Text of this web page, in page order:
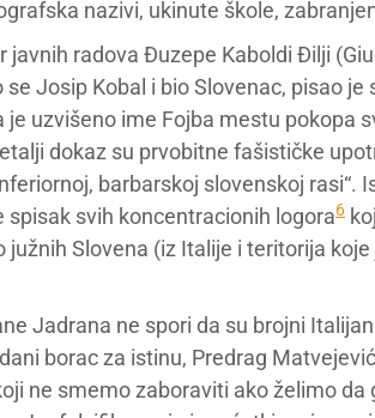
nazivi, ukinute škole,
radova Đuzepe Kaboldi Đilji
Josip Kobal i bio Slovenac, pisao
je uzvišeno ime Fojba mestu pokopa
dokaz su prvobitne fašističke
barbarskoj slovenskoj
spisak svih koncentracionih logora6
južnih Slovena (iz Italije i teritorija
Jadrana ne spori da su brojni
borac za istinu, Predrag
ne smemo zaboraviti ako želimo